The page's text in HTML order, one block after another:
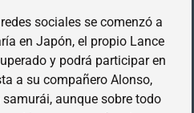
sociales se comenzó a
en Japón, el propio Lance
y podrá participar en
a su compañero Alonso,
aunque sobre todo